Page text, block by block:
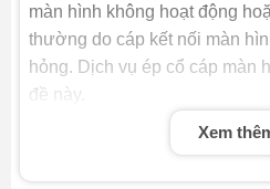
màn hình không hoạt động
thường do cáp kết nối màn
hỏng. Dịch vụ ép cổ cáp màn
đề này.
Ép cổ cáp màn hình iPad Air 6
Xem